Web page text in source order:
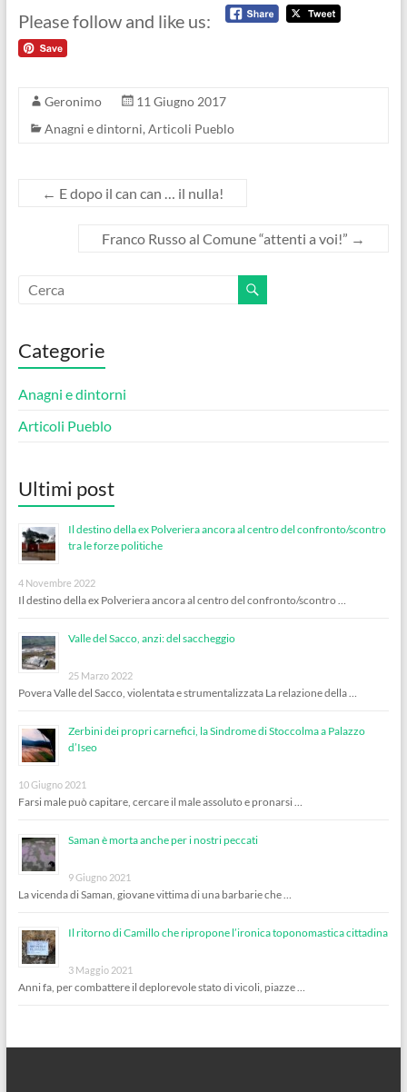
Please follow and like us:
Geronimo
11 Giugno 2017
Anagni e dintorni, Articoli Pueblo
← E dopo il can can … il nulla!
Franco Russo al Comune “attenti a voi!” →
Categorie
Anagni e dintorni
Articoli Pueblo
Ultimi post
Il destino della ex Polveriera ancora al centro del confronto/scontro
tra le forze politiche
4 Novembre 2022
Il destino della ex Polveriera ancora al centro del confronto/scontro …
Valle del Sacco, anzi: del saccheggio
25 Marzo 2022
Povera Valle del Sacco, violentata e strumentalizzata La relazione della …
Zerbini dei propri carnefici, la Sindrome di Stoccolma a Palazzo
d’Iseo
10 Giugno 2021
Farsi male può capitare, cercare il male assoluto e pronarsi …
Saman è morta anche per i nostri peccati
9 Giugno 2021
La vicenda di Saman, giovane vittima di una barbarie che …
Il ritorno di Camillo che ripropone l’ironica toponomastica cittadina
3 Maggio 2021
Anni fa, per combattere il deplorevole stato di vicoli, piazze …